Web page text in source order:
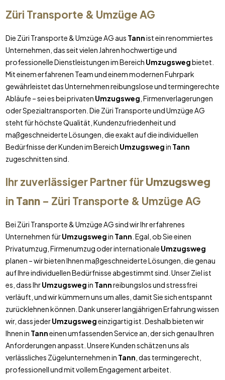
Züri Transporte & Umzüge AG
Die Züri Transporte & Umzüge AG aus Tannist ein renommiertes
Unternehmen, das seit vielen Jahren hochwertige und
professionelle Dienstleistungen im Bereich Umzugswegbietet.
Mit einem erfahrenen Team und einem modernen Fuhrpark
gewährleistet das Unternehmen reibungslose und termingerechte
Abläufe – sei es bei privaten Umzugsweg , Firmenverlagerungen
oder Spezialtransporten. Die Züri Transporte und Umzüge AG
steht für höchste Qualität, Kundenzufriedenheit und
maßgeschneiderte Lösungen, die exakt auf die individuellen
Bedürfnisse der Kunden im Bereich Umzugswegin Tann
zugeschnitten sind.
Ihr zuverlässiger Partner fürUmzugsweg
in Tann– Züri Transporte & Umzüge AG
Bei Züri Transporte & Umzüge AG sind wir Ihr erfahrenes
Unternehmen fürUmzugswegin Tann . Egal, ob Sie einen
Privatumzug, Firmenumzug oder internationale Umzugsweg
planen – wir bieten Ihnen maßgeschneiderte Lösungen, die genau
auf Ihre individuellen Bedürfnisse abgestimmt sind. Unser Ziel ist
es, dass IhrUmzugswegin Tannreibungslos und stressfrei
verläuft, und wir kümmern uns um alles, damit Sie sich entspannt
zurücklehnen können. Dank unserer langjährigen Erfahrung wissen
wir, dass jederUmzugswegeinzigartig ist. Deshalb bieten wir
Ihnen in Tanneinen umfassenden Service an, der sich genau Ihren
Anforderungen anpasst. Unsere Kunden schätzen uns als
verlässliches Zügelunternehmen in Tann , das termingerecht,
professionell und mit vollem Engagement arbeitet.